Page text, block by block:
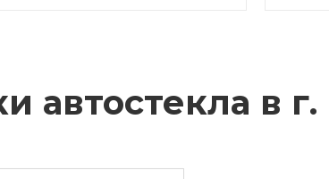
автостекла в г.